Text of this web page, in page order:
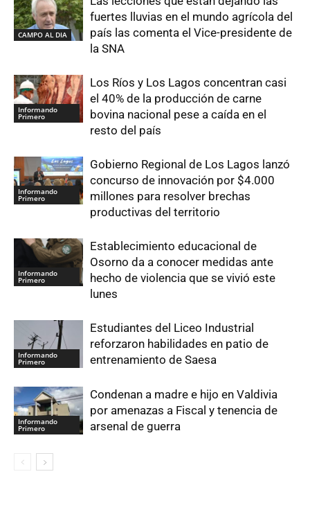
CAMPO AL DIA
fuertes lluvias en el mundo agrícola del
país las comenta el Vice-presidente de
la SNA
Informando
Primero
Los Ríos y Los Lagos concentran casi
el 40% de la producción de carne
bovina nacional pese a caída en el
resto del país
Informando
Primero
Gobierno Regional de Los Lagos lanzó
concurso de innovación por $4.000
millones para resolver brechas
productivas del territorio
Informando
Primero
Establecimiento educacional de
Osorno da a conocer medidas ante
hecho de violencia que se vivió este
lunes
Informando
Primero
Estudiantes del Liceo Industrial
reforzaron habilidades en patio de
entrenamiento de Saesa
Informando
Primero
Condenan a madre e hijo en Valdivia
por amenazas a Fiscal y tenencia de
arsenal de guerra